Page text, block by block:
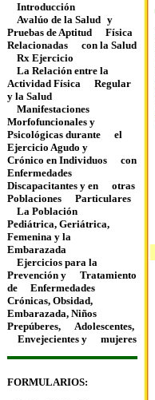
Introducción
Avalúo de la Salud y
Pruebas de Aptitud
Física
Relacionadas
con la Salud
Rx Ejercicio
La Relación entre la
Actividad Física
Regular
y la Salud
Manifestaciones
Morfofuncionales y
Psicológicas durante
el
Ejercicio Agudo y
Crónico en Individuos
con
Enfermedades
Discapacitantes y en
otras
Poblaciones
Particulares
La Población
Pediátrica, Geriátrica,
Femenina y la
Embarazada
Ejercicios para la
Prevención y
Tratamiento
de
Enfermedades
Crónicas, Obsidad,
Embarazada, Niños
Prepúberes,
Adolescentes,
Envejecientes y
mujeres
FORMULARIOS: